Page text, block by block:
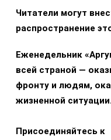
Читатели могут
распространение
Еженедельник
всей страной —
фронту и людям,
жизненной ситуации.
Присоединяйтесь к